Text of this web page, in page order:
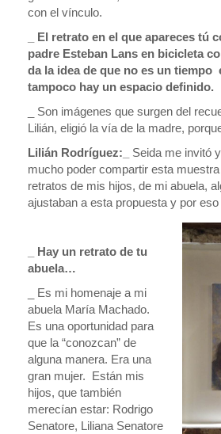
con el vínculo.
_ El retrato en el que apareces tú
padre Esteban Lans en bicicleta
da la idea de que no es un tiempo
tampoco hay un espacio definido.
_ Son imágenes que surgen del
Lilián, eligió la vía de la madre,
Lilián Rodríguez:_ Seida me invitó
mucho poder compartir esta
retratos de mis hijos, de mi abuela,
ajustaban a esta propuesta y por
_ Hay un retrato de tu
abuela…
_ Es mi homenaje a mi
abuela María Machado.
Es una oportunidad para
que la “conozcan” de
alguna manera. Era una
gran mujer. Están mis
hijos, que también
merecían estar: Rodrigo
Senatore, Liliana Senatore